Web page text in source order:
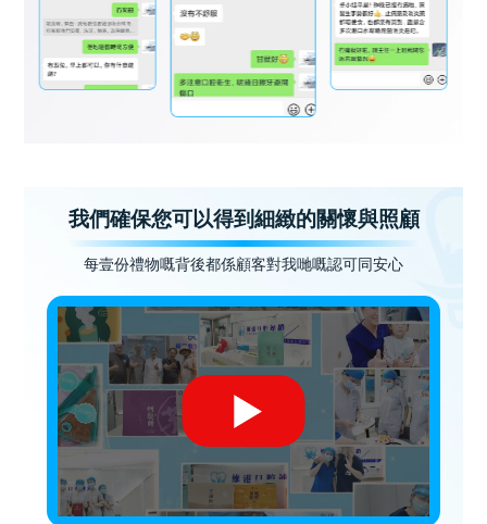
我們確保您可以得到細緻的關懷與照顧
每壹份禮物嘅背後都係顧客對我哋嘅認可同安心